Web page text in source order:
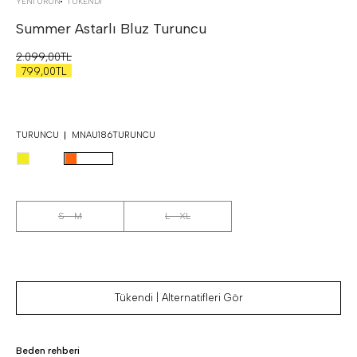
Summer Astarlı Bluz Turuncu
2.099,00TL
799,00TL
TURUNCU MNAU186TURUNCU
S - M L - XL
Tükendi | Alternatifleri Gör
Beden rehberi